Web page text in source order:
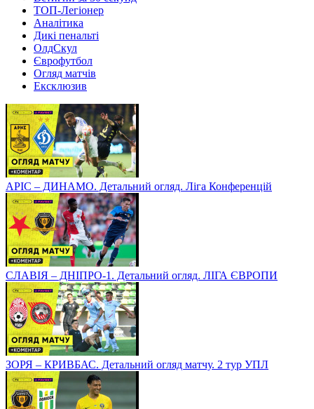
ТОП-Легіонер
Аналітика
Дикі пенальті
ОлдСкул
Єврофутбол
Огляд матчів
Ексклюзив
АРІС – ДИНАМО. Детальний огляд. Ліга Конференцій
СЛАВІЯ – ДНІПРО-1. Детальний огляд. ЛІГА ЄВРОПИ
ЗОРЯ – КРИВБАС. Детальний огляд матчу. 2 тур УПЛ